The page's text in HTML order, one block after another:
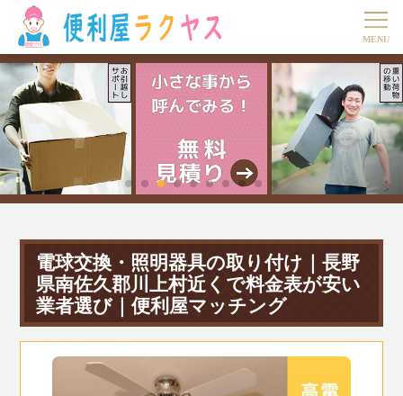
電球交換・照明器具の取り付け｜長野
県南佐久郡川上村近くで料金表が安い
業者選び｜便利屋マッチング